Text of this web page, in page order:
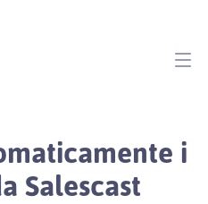
i
Salescast